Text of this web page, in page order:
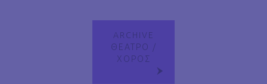
ARCHIVE
ΘΕΑΤΡΟ /
ΧΟΡΟΣ